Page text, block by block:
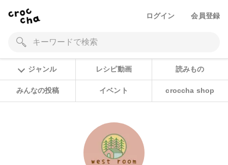
ログイン 会員登録
ジャンル レシピ動画 読みもの
みんなの投稿 イベント croccha shop